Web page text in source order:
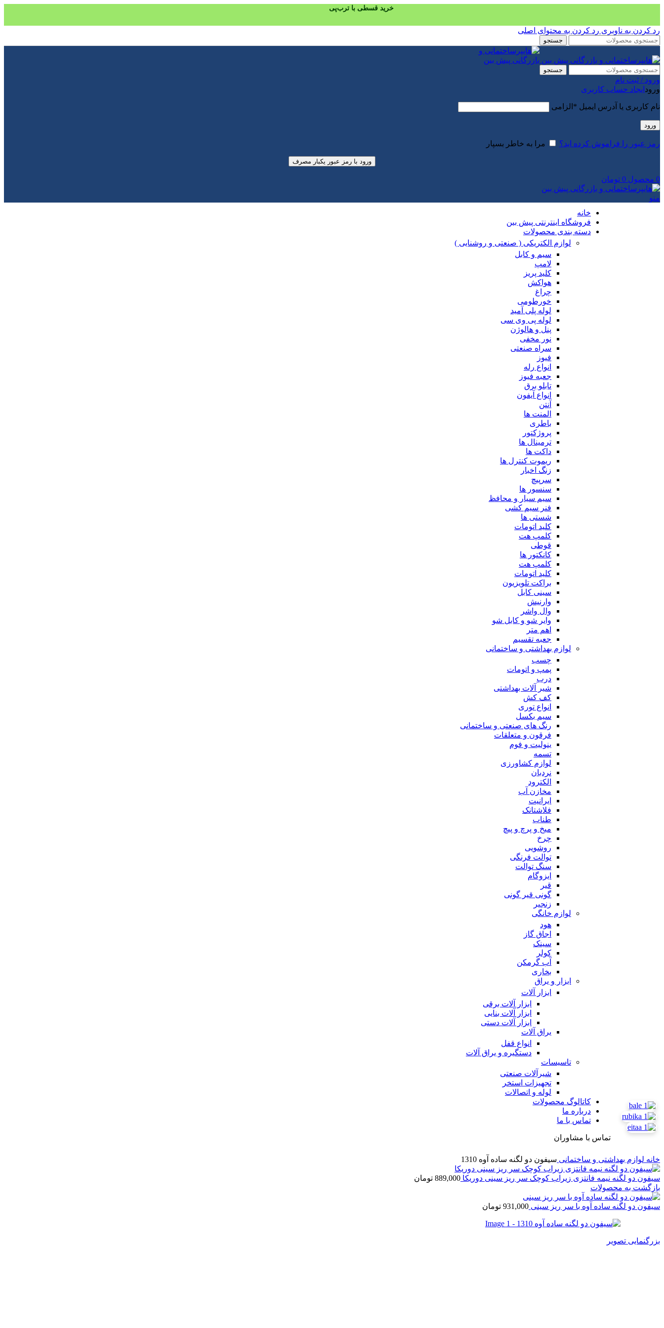
خرید قسطی با ترب‌پی
رد کردن به ناوبری رد کردن به محتوای اصلی
جستجو
جستجو
ورود / ثبت نام
ورود ایجاد حساب کاربری
نام کاربری یا آدرس ایمیل * الزامی
ورود
رمز عبور را فراموش کرده اید؟ مرا به خاطر بسپار
ورود با رمز عبور یکبار مصرف
0 محصول 0 تومان
منو
خانه
فروشگاه اینترنتی پیش بین
دسته بندی محصولات
لوازم الکتریکی ( صنعتی و روشنایی )
سیم و کابل
لامپ
کلید پریز
هواکش
چراغ
خورطومی
لوله پلی آمید
لوله پی وی سی
پنل و هالوژن
نور مخفی
سراه صنعتی
فیوز
انواع رله
جعبه فیوز
تابلو برق
انواع آیفون
آنتن
المنت ها
باطری
پروژکتور
ترمینال ها
داکت ها
ریموت کنترل ها
زنگ اخبار
سرپیچ
سنسور ها
سیم سیار و محافظ
فنر سیم کشی
شستی ها
کلید اتومات
کلمپ هت
قوطی
کانکتور ها
کلمپ هت
کلید اتومات
براکت تلویزیون
سینی کابل
وارنیش
وال واشر
وایر شو و کابل شو
اهم متر
جعبه تقسیم
لوازم بهداشتی و ساختمانی
چسب
پمپ و اتومات
درب
شیر آلات بهداشتی
کف کش
انواع توری
سیم بکسل
رنگ های صنعتی و ساختمانی
فرقون و متعلقات
ینولیت و فوم
تسمه
لوازم کشاورزی
نردبان
الکترود
مخازن آب
ایرانیت
فلاشتانک
طناب
میخ و پرچ و پیچ
چرخ
روشویی
توالت فرنگی
سنگ توالت
ایزوگام
قیر
گونی قیر گونی
زنجیر
لوازم خانگی
هود
اجاق گاز
سینک
کولر
آب گرمکن
بخاری
ابزار و یراق
ابزار آلات
ابزار آلات برقی
ابزار آلات بنایی
ابزار آلات دستی
یراق آلات
انواع قفل
دستگیره و یراق آلات
تاسیسات
شیرآلات صنعتی
تجهیزات استخر
لوله و اتصالات
کاتالوگ محصولات
درباره ما
تماس با ما
تماس با مشاوران
خانه لوازم بهداشتی و ساختمانی سیفون دو لگنه ساده آوه 1310
سیفون دو لگنه نیمه فانتزی زیراب کوچک سر ریز سینی دوریکا 889,000 تومان
بازگشت به محصولات
سیفون دو لگنه ساده آوه با سر ریز سینی 931,000 تومان
بزرگنمایی تصویر